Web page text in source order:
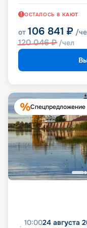
ОСТАЛОСЬ 8 КАЮТ
от 106 841 ₽ /
120 046₽ /чел
Спецпредложение
10:0024 августа